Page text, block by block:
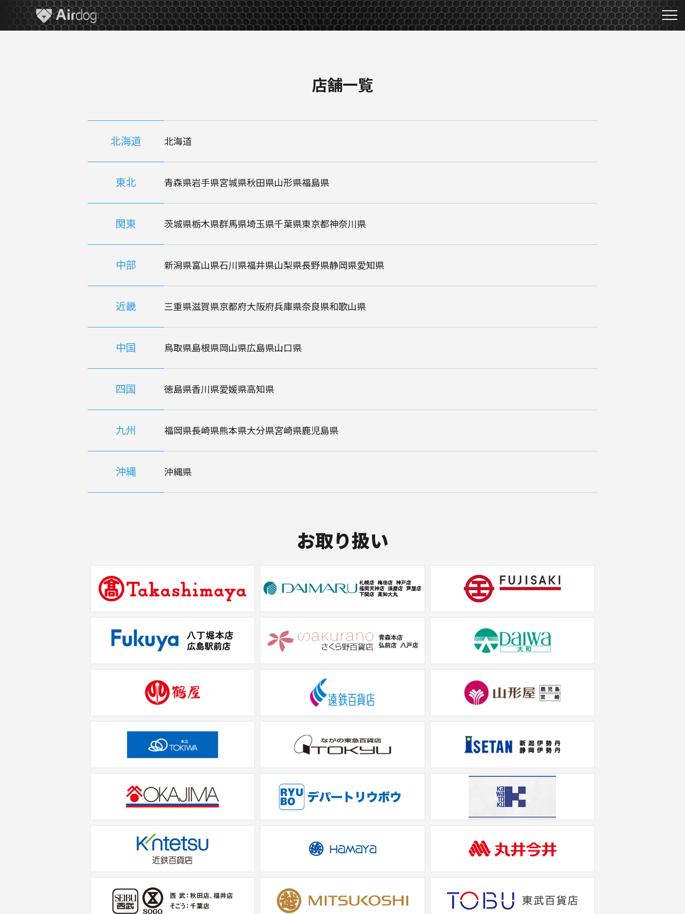
r
店舗一覧
北海道 北海道
東北 青森県岩手県宮城県秋田県山形県福島県
関東 茨城県栃木県群馬県埼玉県千葉県東京都神奈川県
中部 新潟県富山県石川県福井県山梨県長野県静岡県愛知県
近畿 三重県滋賀県京都府大阪府兵庫県奈良県和歌山県
中国 鳥取県島根県岡山県広島県山口県
四国 徳島県香川県愛媛県高知県
九州 福岡県長崎県熊本県大分県宮崎県鹿児島県
沖縄 沖縄県
お取り扱い